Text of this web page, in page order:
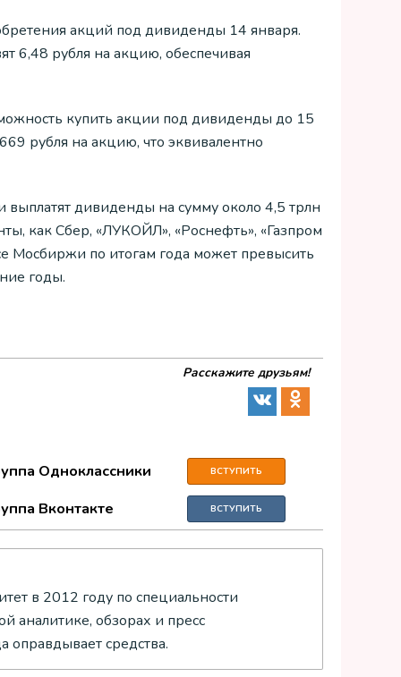
акций под дивиденды 14 января.
6,48 рубля на акцию, обеспечивая
купить акции под дивиденды до 15
рубля на акцию, что эквивалентно
дивиденды на сумму около 4,5 трлн
как Сбер, «ЛУКОЙЛ», «Роснефть», «Газпром
Мосбиржи по итогам года может превысить
годы.
Расскажите друзьям!
Одноклассники ВСТУПИТЬ
Вконтакте ВСТУПИТЬ
в 2012 году по специальности
аналитике, обзорах и пресс
оправдывает средства.